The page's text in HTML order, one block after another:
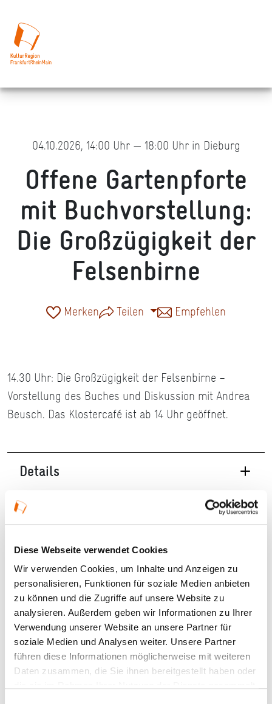
Diese Webseite verwendet Cookies
Wir verwenden Cookies, um Inhalte und Anzeigen zu
personalisieren, Funktionen für soziale Medien anbieten
zu können und die Zugriffe auf unsere Website zu
analysieren. Außerdem geben wir Informationen zu Ihrer
Verwendung unserer Website an unsere Partner für
soziale Medien und Analysen weiter. Unsere Partner
führen diese Informationen möglicherweise mit weiteren
Daten zusammen, die Sie ihnen bereitgestellt haben oder
04.10.2026, 14:00 Uhr — 18:00 Uhr in Dieburg
Offene Gartenpforte
mit Buchvorstellung:
Die Großzügigkeit der
Felsenbirne
Merken Teilen Empfehlen
14.30 Uhr: Die Großzügigkeit der Felsenbirne –
Vorstellung des Buches und Diskussion mit Andrea
Beusch. Das Klostercafé ist ab 14 Uhr geöffnet.
Details
04.10.2026, 14:00 Uhr — 18:00 Uhr in Dieburg
Kosten und Anmeldung
Ort und Anfahrt
Veranstaltet von